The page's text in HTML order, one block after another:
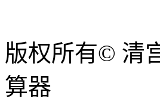
版权所有© 清
算器